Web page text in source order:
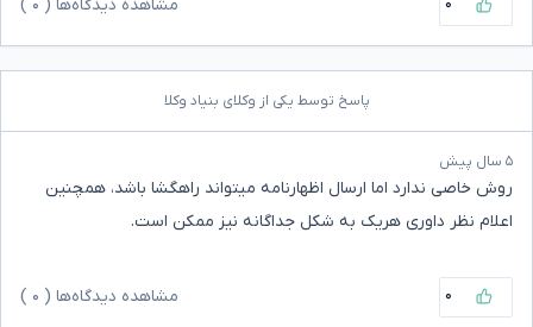
مشاهده دیدگاه‌ها ( ۰
پاسخ توسط یکی از وکلای بنیاد وکلا
۵ سال پیش
روش خاصی ندارد اما ارسال اظهارنامه میتواند راهگشا باشد، همچنین
اعلام نظر داوری هریک به شکل جداگانه نیز ممکن است.
۰ مشاهده دیدگاه‌ها ( ۰